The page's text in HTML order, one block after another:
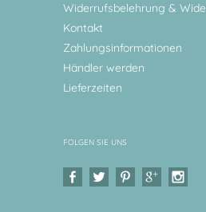
Widerrufsbelehrung &
Kontakt
Zahlungsinformationen
Händler werden
Lieferzeiten
FOLGEN SIE UNS